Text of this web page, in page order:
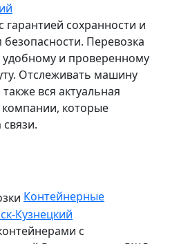
гарантией сохранности и
Перевозка
и проверенному
Отслеживать машину
вся актуальная
которые
Контейнерные
Кузнецкий
с